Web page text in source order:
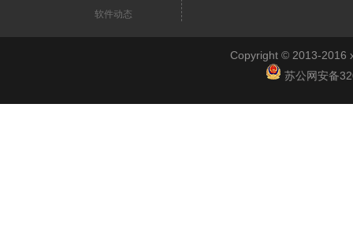
软件动态
Copyright © 2013-2016
苏公网安备